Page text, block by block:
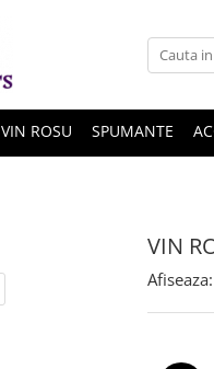
VIN ROSU SPUMANTE
VIN
Afiseaza: